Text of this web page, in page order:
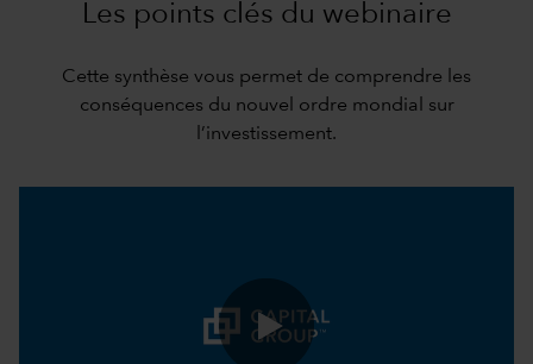
Les points clés du webinaire
Cette synthèse vous permet de comprendre les
conséquences du nouvel ordre mondial sur
l’investissement.